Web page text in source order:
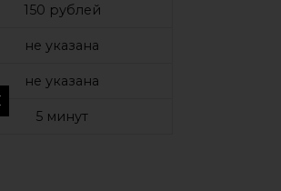
150 рублей
не указана
не указана
5 минут